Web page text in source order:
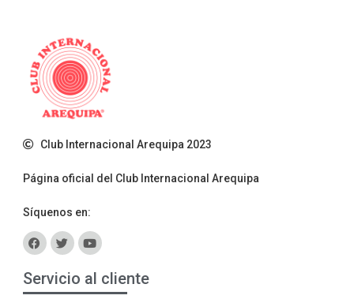
Club Internacional Arequipa 2023
Página oficial del Club Internacional Arequipa
Síquenos en:
Servicio al cliente